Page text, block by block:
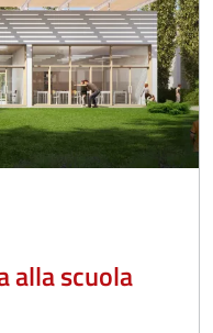
alla scuola